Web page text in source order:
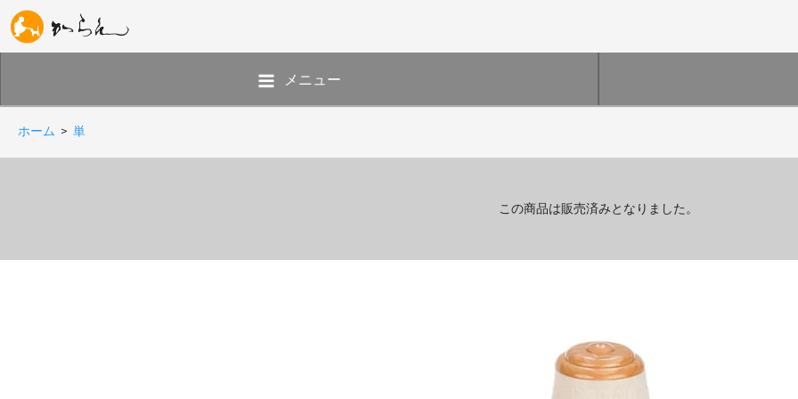
メニュー
ホーム > 単
この商品は販売済みとなりました。